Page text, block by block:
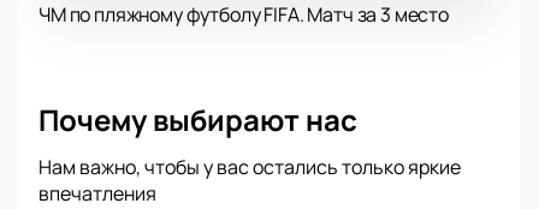
ЧМ по пляжному футболу FIFA. Матч за 3 место
Почему выбирают нас
Нам важно, чтобы у вас остались только яркие
впечатления